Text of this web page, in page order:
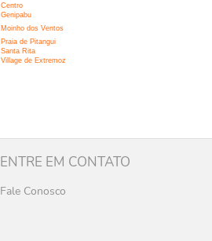
Centro
Genipabu
Moinho dos Ventos
Praia de Pitangui
Santa Rita
Village de Extremoz
ENTRE EM CONTATO
Fale Conosco